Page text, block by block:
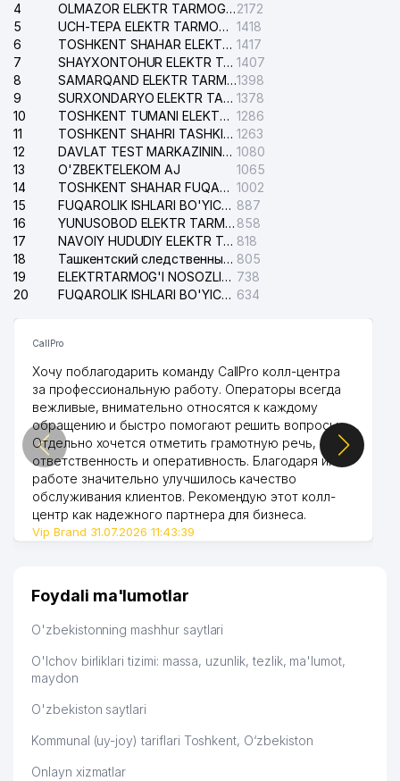
4
OLMAZOR ELEKTR TARMOG'I NOSOZLIKLARI XIZMATI2172
5
UCH-TEPA ELEKTR TARMOG'I NOSOZLIKLARI XIZMATI 1418
6
TOSHKENT SHAHAR ELEKTR TARMOQLARI KORXONASI AJ 1417
7
SHAYXONTOHUR ELEKTR TARMOG'I NOSOZLIKLARINI TUZATISH XIZMATI 1407
8
SAMARQAND ELEKTR TARMOQLARI AJ1398
9
SURXONDARYO ELEKTR TARMOQLARI AJ 1378
10
TOSHKENT TUMANI ELEKTR TARMOG'I AVARIYA XIZMATI 1286
11
TOSHKENT SHAHRI TASHKILOT TELEFONLARI HAQIDA MA'LUMOT BYUROSI 1263
12
DAVLAT TEST MARKAZINING ISHONCH TELEFONLARI 1080
13
O'ZBEKTELEKOM AJ
1065
14
TOSHKENT SHAHAR FUQAROLIK ISHLARI BO'YICHA SUDI 1002
15
FUQAROLIK ISHLARI BO'YICHA YAKKASAROY TUMANLARARO SUDI 887
16
YUNUSOBOD ELEKTR TARMOG'I NOSOZLIKLARI XIZMATI 858
17
NAVOIY HUDUDIY ELEKTR TARMOQLARI KORXONASI AJ 818
18
Ташкентский следственный изолятор 805
19
ELEKTRTARMOG'I NOSOZLIKLARINI TO'ZATISH SERGELI XIZMATI 738
20
FUQAROLIK ISHLARI BO'YICHA UCH-TEPA TUMANI SUDI 634
CallPro
Хочу поблагодарить команду CallPro колл-центра
за профессиональную работу. Операторы всегда
вежливые, внимательно относятся к каждому
обращению и быстро помогают решить вопросы.
Отдельно хочется отметить грамотную речь,
ответственность и оперативность. Благодаря их
работе значительно улучшилось качество
обслуживания клиентов. Рекомендую этот колл-
центр как надежного партнера для бизнеса.
Vip Brand 31.07.2026 11:43:39
Foydali ma'lumotlar
O'zbekistonning mashhur saytlari
O'lchov birliklari tizimi: massa, uzunlik, tezlik, ma'lumot,
maydon
O'zbekiston saytlari
Kommunal (uy-joy) tariflari Toshkent, O‘zbekiston
Onlayn xizmatlar